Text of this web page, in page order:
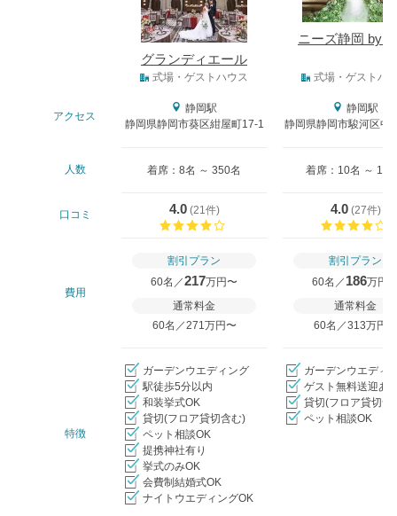
グランディエール
ニーズ静岡 by
式場・ゲストハウス 式場・ゲストハ
アクセス
静岡駅
静岡県静岡市葵区紺屋町17-1
静岡駅
静岡県静岡市駿河区中
人数 着席：8名 ～ 350名 着席：10名 ～ 122
口コミ 4.0(21件)
4.0(27件)
費用
割引プラン
60名／217万円〜
通常料金
60名／271万円〜
割引プラン
60名／ 186万円
通常料金
60名／313万円〜
特徴
ガーデンウエディング
駅徒歩5分以内
和装挙式OK
貸切(フロア貸切含む)
ペット相談OK
提携神社有り
挙式のみOK
会費制結婚式OK
ナイトウエディングOK
ガーデンウエディ
ゲスト無料送迎あ
貸切(フロア貸切含
ペット相談OK